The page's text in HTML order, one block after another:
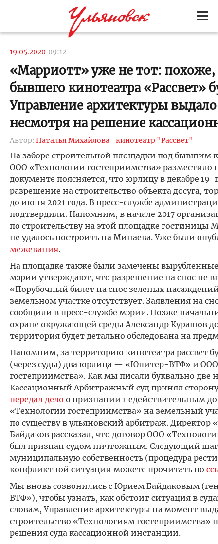
19.05.2020 09:12
«Марриотт» уже не тот: похоже,
бывшего кинотеатра «Рассвет»
Управление архитектуры
несмотря на решение
Автор: Наталья Михайлова кинотеатр "Рассвет"
На заборе строительной площадки под бывшим
ООО «Технологии гостеприимства» разместило
документе поясняется, что юрлицу в декабре
разрешение на строительство объекта досуга,
до июня 2021 года. В пресс-службе
подтвердили. Напомним, в начале 2017
по строительству на этой площадке гостиницы
не удалось построить на Минаева. Уже были
межевания.
На площадке также были замечены вырубленные
мэрии утверждают, что разрешение на снос не
«Порубочный билет на снос зеленых
земельном участке отсутствует. Заявления на
сообщили в пресс-службе мэрии. Позже
охране окружающей среды Александр Курашов
территория будет детально обследована на
Напомним, за территорию кинотеатра рассвет
(через суды) два юрлица — «Юпитер-ВТФ» и
гостеприимства». Как мы писали буквально две
Кассационный Арбитражный суд принял
передал дело о признании недействительным
«Технологии гостеприимства» на земельный
по существу в ульяновский арбитраж.
Байдаков рассказал, что договор ООО
был признан судом ничтожным. Следующий
муниципальную собственность (процедура
конфликтной ситуации можете прочитать по
Мы вновь созвонились с Юрием Байдаковым
ВТФ»), чтобы узнать, как обстоит ситуация в
словам, Управление архитектуры на момент
строительство «Технологиям гостеприимства»
решения суда кассационной инстанции.